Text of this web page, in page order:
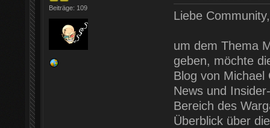
Beiträge: 109
Liebe Community,
um dem Thema
geben, möchte
Blog von Michael
News und
Bereich des
Überblick über